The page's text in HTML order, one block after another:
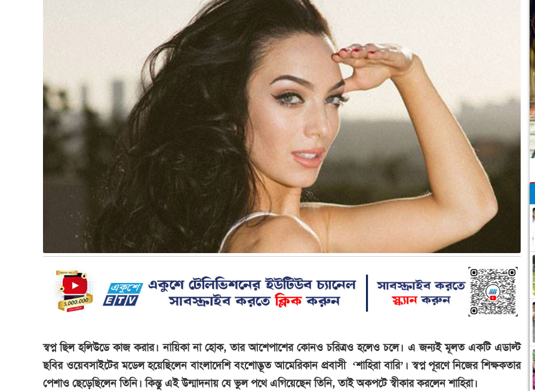
স্বপ্ন ছিল হলিউডে কাজ করার। নায়িকা না হোক, তার আশেপাশের কোনও চরিত্রও হলেও চলে। এ জন্যই মূলত একটি এডাল্ট
ছবির ওয়েবসাইটের মডেল হয়েছিলেন বাংলাদেশি বংশোদ্ভূত আমেরিকান প্রবাসী ‘শাহিরা বারি’। স্বপ্ন পূরণে নিজের শিক্ষকতার
পেশাও ছেড়েছিলেন তিনি। কিন্তু এই উন্মাদনায় যে ভুল পথে এগিয়েছেন তিনি, তাই অকপটে স্বীকার করলেন শাহিরা।